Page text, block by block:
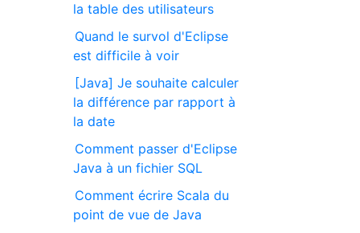
la table des utilisateurs
Quand le survol d'Eclipse
est difficile à voir
[Java] Je souhaite calculer
la différence par rapport à
la date
Comment passer d'Eclipse
Java à un fichier SQL
Comment écrire Scala du
point de vue de Java